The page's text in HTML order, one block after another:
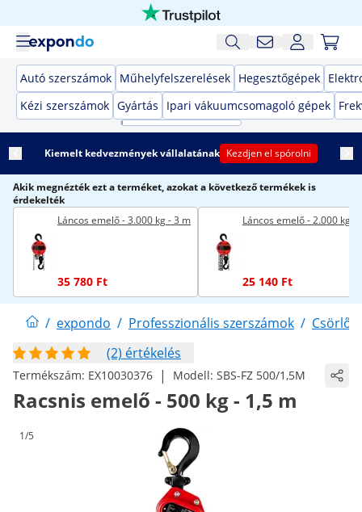
Autó szerszámok Műhelyfelszerelések Hegesztőgépek
Kézi szerszámok Gyártás Ipari vákuumcsomagoló gépek
Kiemelt kedvezmények vállalatának Kezdjen el spórolni
Akik megnézték ezt a terméket, azokat a következő termékek is
érdekelték
Láncos emelő - 3.000 kg - 3 m
35 780 Ft
Láncos emelő - 2.000 kg -
25 140 Ft
/ expondo / Professzionális szerszámok / Csörlők
(2) értékelés
Termékszám: EX10030376 | Modell: SBS-FZ 500/1,5M
Racsnis emelő - 500 kg - 1,5 m
1/5